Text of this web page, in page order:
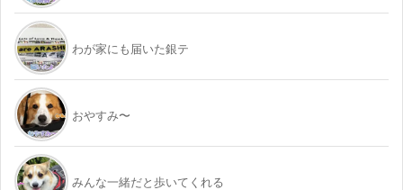
わが家にも届いた銀テ
おやすみ〜
みんな一緒だと歩いてくれる